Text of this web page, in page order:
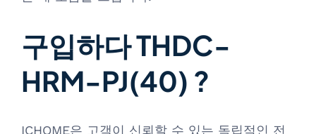
구입하다 THDC-
HRM-PJ(40) ?
ICHOME은 고객이 신뢰할 수 있는 독립적인 전